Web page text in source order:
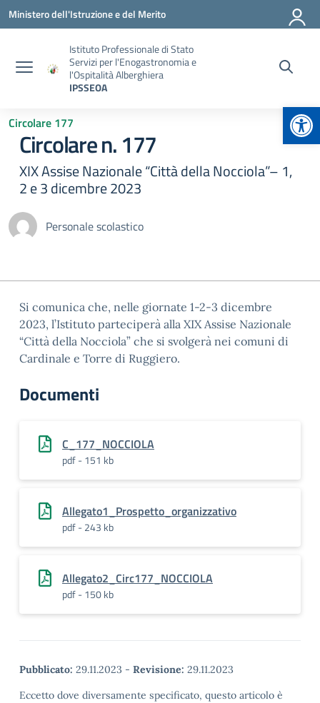
Vai ai contenuti
Vai al menu di navigazione
Vai al footer
Ministero dell'Istruzione e del Merito
Istituto Professionale di Stato
Servizi per l'Enogastronomia e
l'Ospitalità Alberghiera
IPSSEOA
Circolare 177
Circolare n. 177
XIX Assise Nazionale “Città della Nocciola”– 1,
2 e 3 dicembre 2023
Personale scolastico
Si comunica che, nelle giornate 1-2-3 dicembre
2023, l’Istituto parteciperà alla XIX Assise Nazionale
“Città della Nocciola” che si svolgerà nei comuni di
Cardinale e Torre di Ruggiero.
Documenti
C_177_NOCCIOLA
pdf - 151 kb
Allegato1_Prospetto_organizzativo
pdf - 243 kb
Allegato2_Circ177_NOCCIOLA
pdf - 150 kb
Pubblicato: 29.11.2023 - Revisione: 29.11.2023
Eccetto dove diversamente specificato, questo articolo è